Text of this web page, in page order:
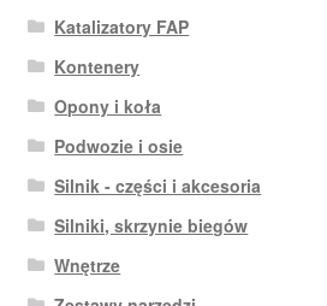
Katalizatory FAP
Kontenery
Opony i koła
Podwozie i osie
Silnik - części i akcesoria
Silniki, skrzynie biegów
Wnętrze